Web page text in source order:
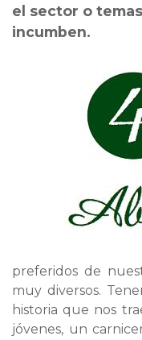
el sector o
incumben.
preferidos de
muy diversos.
historia que nos
jóvenes, un